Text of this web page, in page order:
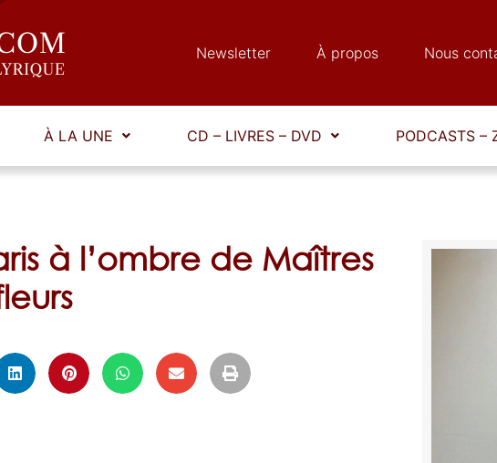
Newsletter À propos Nous
À LA UNE CD – LIVRES – DVD PODCASTS –
à l’ombre de Maîtres